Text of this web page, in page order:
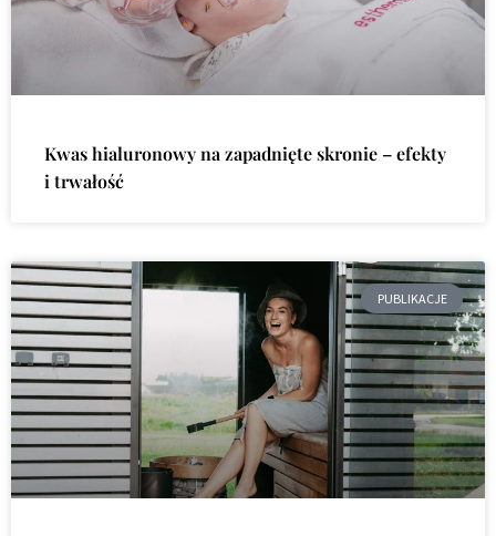
Kwas hialuronowy na zapadnięte skronie – efekty
i trwałość
PUBLIKACJE